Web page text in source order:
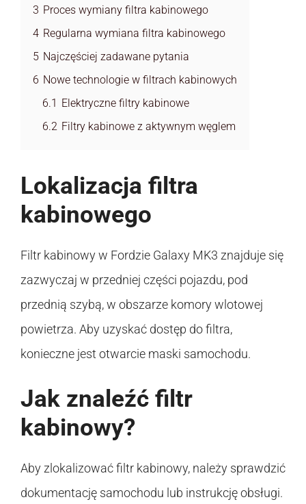
3 Proces wymiany filtra kabinowego
4 Regularna wymiana filtra kabinowego
5 Najczęściej zadawane pytania
6 Nowe technologie w filtrach kabinowych
6.1
Elektryczne filtry kabinowe
6.2 Filtry kabinowe z aktywnym węglem
Lokalizacja filtra
kabinowego
Filtr kabinowy w Fordzie Galaxy MK3 znajduje się
zazwyczaj w przedniej części pojazdu, pod
przednią szybą, w obszarze komory wlotowej
powietrza. Aby uzyskać dostęp do filtra,
konieczne jest otwarcie maski samochodu.
Jak znaleźć filtr
kabinowy?
Aby zlokalizować filtr kabinowy, należy sprawdzić
dokumentację samochodu lub instrukcję obsługi.